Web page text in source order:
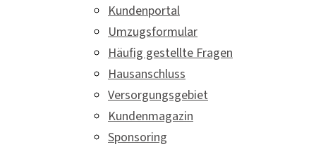
Kundenportal
Umzugsformular
Häufig gestellte Fragen
Hausanschluss
Versorgungsgebiet
Kundenmagazin
Sponsoring